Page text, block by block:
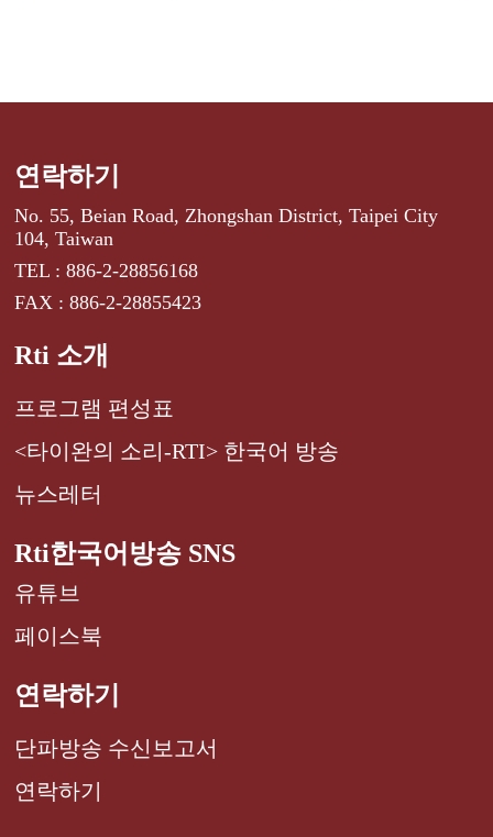
연락하기
No. 55, Beian Road, Zhongshan District, Taipei City
104, Taiwan
TEL : 886-2-28856168
FAX : 886-2-28855423
Rti 소개
프로그램 편성표
<타이완의 소리-RTI> 한국어 방송
뉴스레터
Rti한국어방송 SNS
유튜브
페이스북
연락하기
단파방송 수신보고서
연락하기